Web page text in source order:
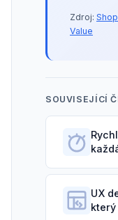
Zdroj:
Value
SOUVISEJÍCÍ
UX
který